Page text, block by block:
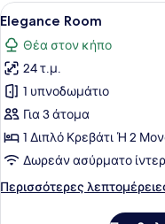
Προβολή
όλων
των
φωτογραφιών
για
Elegance
Room
4
Elegance Room
Θέα στον κήπο
24 τ.μ.
1 υπνοδωμάτιο
Για 3 άτομα
1 Διπλό Κρεβάτι Ή 2
Δωρεάν ασύρματο
Περισσότερες
Περισσότερες